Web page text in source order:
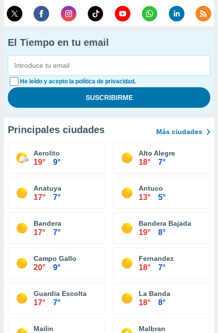
El Tiempo en tu email
He leído y acepto la política de privacidad.
Principales ciudades Más ciudades
Aerolito
19° 9°
Alto Alegre
18° 7°
Anatuya
17° 7°
Antuco
13° 5°
Bandera
17° 7°
Bandera Bajada
19° 8°
Campo Gallo
20° 9°
Fernandez
18° 7°
Guardia Escolta
17° 7°
La Banda
18° 8°
Mailin Malbran